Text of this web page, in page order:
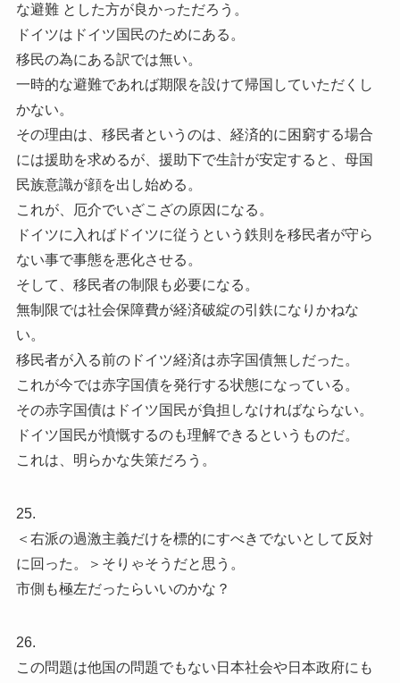
な避難 とした方が良かっただろう。
ドイツはドイツ国民のためにある。
移民の為にある訳では無い。
一時的な避難であれば期限を設けて帰国していただくし
かない。
その理由は、移民者というのは、経済的に困窮する場合
には援助を求めるが、援助下で生計が安定すると、母国
民族意識が顔を出し始める。
これが、厄介でいざこざの原因になる。
ドイツに入ればドイツに従うという鉄則を移民者が守ら
ない事で事態を悪化させる。
そして、移民者の制限も必要になる。
無制限では社会保障費が経済破綻の引鉄になりかねな
い。
移民者が入る前のドイツ経済は赤字国債無しだった。
これが今では赤字国債を発行する状態になっている。
その赤字国債はドイツ国民が負担しなければならない。
ドイツ国民が憤慨するのも理解できるというものだ。
これは、明らかな失策だろう。
25.
＜右派の過激主義だけを標的にすべきでないとして反対
に回った。＞そりゃそうだと思う。
市側も極左だったらいいのかな？
26.
この問題は他国の問題でもない日本社会や日本政府にも